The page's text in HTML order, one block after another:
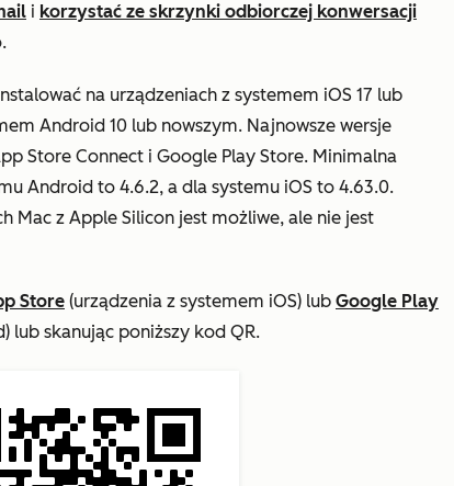
i korzystać ze skrzynki odbiorczej konwersacji
na urządzeniach z systemem iOS 17 lub
Android 10 lub nowszym. Najnowsze wersje
Store Connect i Google Play Store. Minimalna
Android to 4.6.2, a dla systemu iOS to 4.63.0.
Mac z Apple Silicon jest możliwe, ale nie jest
Store (urządzenia z systemem iOS) lub Google Play
lub skanując poniższy kod QR.